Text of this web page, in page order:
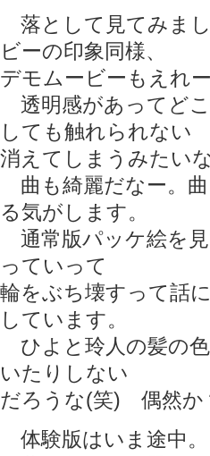
落として見てみま
ビーの印象同様、
デモムービーもえれ
透明感があってど
しても触れられない
消えてしまうみたいな
曲も綺麗だなー。
る気がします。
通常版パッケ絵を
っていって
輪をぶち壊すって話
しています。
ひよと玲人の髪の
いたりしない
だろうな(笑) 偶然か
体験版はいま途中。